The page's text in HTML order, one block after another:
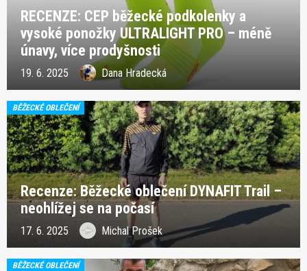
RECENZE: CEP běžecké podkolenky a
vysoké ponožky ULTRALIGHT PRO – méně
únavy, více prodyšnosti
19. 6. 2025 Dana Hradecká
BĚŽECKÉ OBLEČENÍ
Recenze: Běžecké oblečení DYNAFIT Trail –
neohlížej se na počasí
17. 6. 2025 Michal Prošek
BĚŽECKÉ OBLEČENÍ